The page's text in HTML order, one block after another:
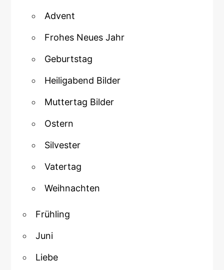
Advent
Frohes Neues Jahr
Geburtstag
Heiligabend Bilder
Muttertag Bilder
Ostern
Silvester
Vatertag
Weihnachten
Frühling
Juni
Liebe